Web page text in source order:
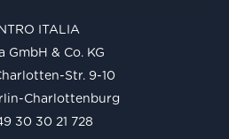
ITALIA
GmbH & Co. KG
Str. 9-10
Charlottenburg
30 30 21 728